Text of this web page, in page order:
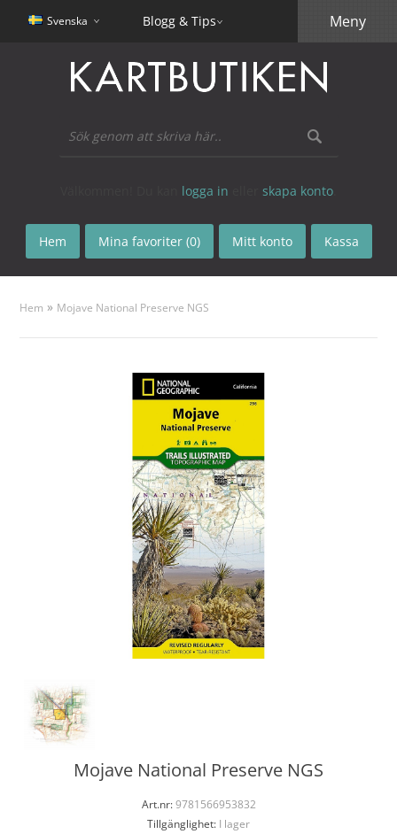
Svenska Blogg & Tips
logga in skapa konto
Hem Mina favoriter (0) Mitt konto Kassa
Meny
Hem » Mojave National Preserve NGS
Mojave National Preserve NGS
Art.nr:9781566953832
Tillgänglighet: I lager